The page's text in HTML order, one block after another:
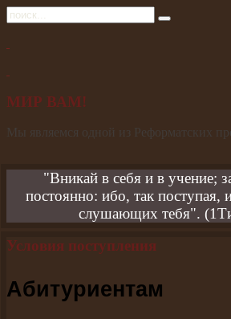
МИР ВАМ!
Мы являемся одной из Реформатских
"Вникай в себя и в учение;
постоянно: ибо, так поступая,
слушающих тебя".
Условия поступления
Абитуриентам